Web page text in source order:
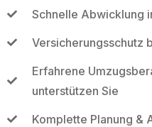
Schnelle Abwicklung
Versicherungsschutz
Erfahrene
unterstützen Sie
Komplette Planung &